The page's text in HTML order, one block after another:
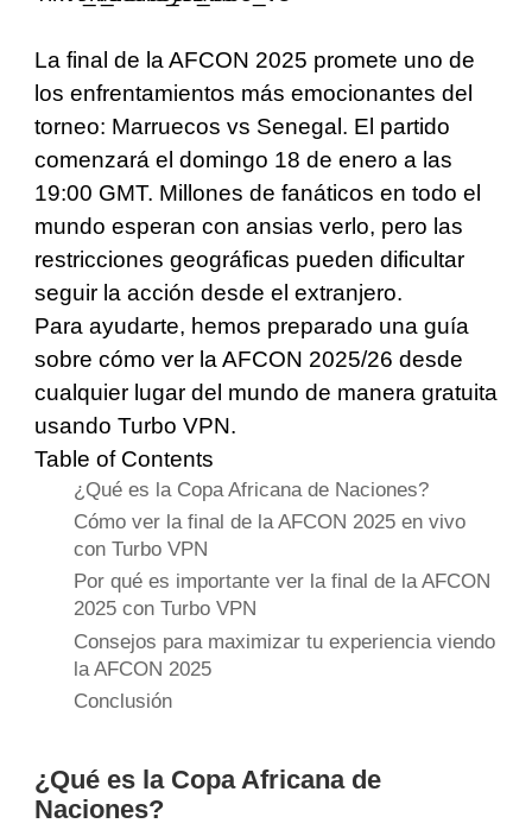
La final de la AFCON 2025 promete uno de
los enfrentamientos más emocionantes del
torneo: Marruecos vs Senegal. El partido
comenzará el domingo 18 de enero a las
19:00 GMT. Millones de fanáticos en todo el
mundo esperan con ansias verlo, pero las
restricciones geográficas pueden dificultar
seguir la acción desde el extranjero.
Para ayudarte, hemos preparado una guía
sobre cómo ver la AFCON 2025/26 desde
cualquier lugar del mundo de manera gratuita
usando Turbo VPN.
Table of Contents
¿Qué es la Copa Africana de Naciones?
Cómo ver la final de la AFCON 2025 en vivo
con Turbo VPN
Por qué es importante ver la final de la AFCON
2025 con Turbo VPN
Consejos para maximizar tu experiencia viendo
la AFCON 2025
Conclusión
¿Qué es la Copa Africana de
Naciones?